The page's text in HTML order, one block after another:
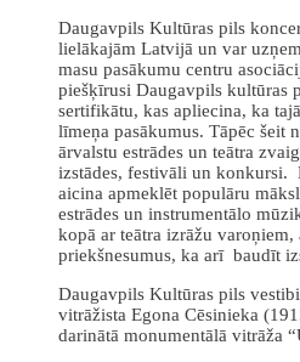
Daugavpils Kultūras pils
lielākajām Latvijā un var
masu pasākumu centru
piešķīrusi Daugavpils kultūras
sertifikātu, kas apliecina, ka
līmeņa pasākumus. Tāpēc šeit
ārvalstu estrādes un teātra
izstādes, festivāli un konkursi.
aicina apmeklēt populāru
estrādes un instrumentālo
kopā ar teātra izrāžu varoņiem,
priekšnesumus, ka arī baudīt
Daugavpils Kultūras pils
vitrāžista Egona Cēsinieka
darinātā monumentālā vitrāža